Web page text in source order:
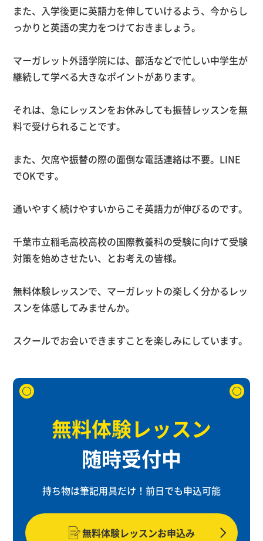
また、入学後更に英語力を伸していけるよう、今からし
っかりと英語の実力をつけておきましょう。
マーガレット外語学院には、部活などで忙しい中学生が
継続して学べる大きなポイントがあります。
それは、急にレッスンをお休みしても振替レッスンを無
料で受けられることです。
また、欠席や振替の際の面倒な電話連絡は不要。 LINE
でOKです。
通いやすく続けやすいからこそ英語力が伸びるのです。
千葉市立稲毛高校高校の国際教養科の受験に向けて受験
対策を始めさせたい、とお考えの皆様。
無料体験レッスンで、マーガレットの楽しく分かるレッ
スンを体感してみませんか。
スクールでお会いできますことを楽しみにしています。
無料体験レッスン
随時受付中
持ち物は筆記用具だけ！ 前日でも申込可能
無料体験レッスンお申込み